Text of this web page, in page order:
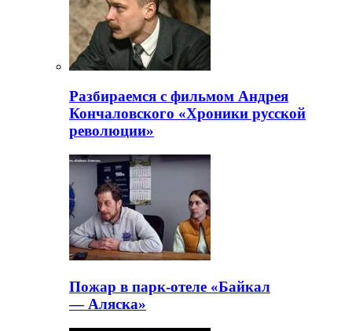
Разбираемся с фильмом Андрея
Кончаловского «Хроники русской
революции»
Пожар в парк-отеле «Байкал
— Аляска»